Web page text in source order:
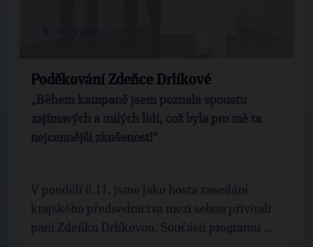
Poděkování Zdeňce Drlíkové
„Během kampaně jsem poznala spoustu
zajímavých a milých lidí, což byla pro mě ta
nejcennější zkušenost!“
V pondělí 8.11. jsme jako hosta zasedání
krajského předsednictva mezi sebou přivítali
paní Zdeňku Drlíkovou. Součástí programu ...